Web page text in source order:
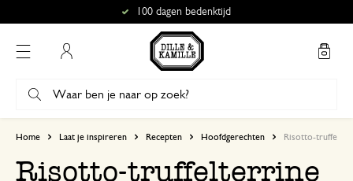
100 dagen bedenktijd
Home Laat je inspireren Recepten Hoofdgerechten Risotto-
Risotto-truffelterrine